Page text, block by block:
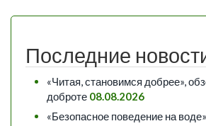
Последние
«Читая, становимся добрее»,
доброте 08.08.2026
«Безопасное поведение на воде»